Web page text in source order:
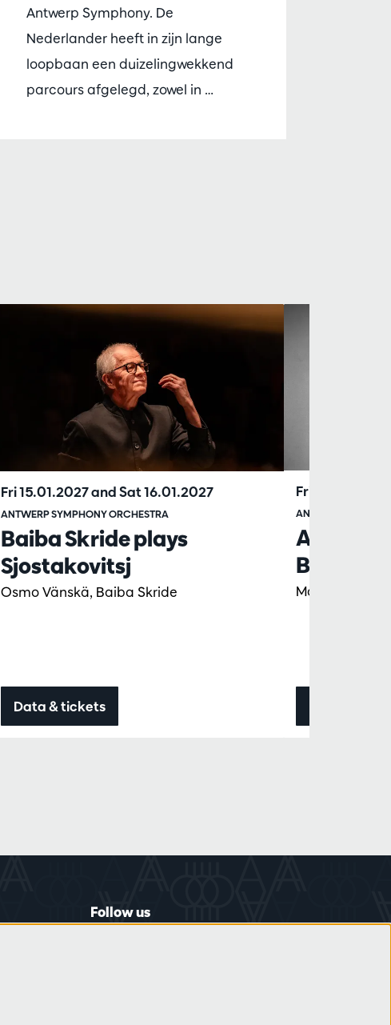
Antwerp Symphony. De
Nederlander heeft in zijn lange
loopbaan een duizelingwekkend
parcours afgelegd, zowel in …
Baiba Skride plays
Sjostakovitsj
Osmo Vänskä, Baiba Skride
ANTWERP SYMPHONY ORCHESTRA
Fri 15.01.2027andSat 16.01.2027
Data & tickets
Bruch
Marc
ANTWERP
Fri 26.02.2027
Follow us